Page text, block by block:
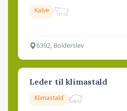
Kalve
6392, Bolderslev
Leder til klimastald
Klimastald